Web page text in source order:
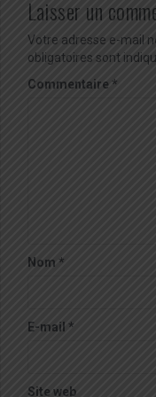
Laisser un
Votre adresse e-mail
obligatoires sont
Commentaire*
Nom *
E-mail *
Site web